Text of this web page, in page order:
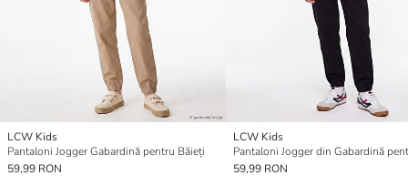
LCW Kids
Pantaloni Jogger Gabardină pentru Băieți
59,99 RON
LCW Kids
59,99 RON